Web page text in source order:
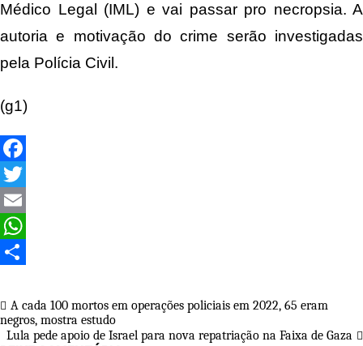
Médico Legal (IML) e vai passar pro necropsia. A
autoria e motivação do crime serão investigadas
pela Polícia Civil.
(g1)
Facebook
Twitter
Email
WhatsApp
Navegação
de
A cada 100 mortos em operações policiais em 2022, 65 eram
negros, mostra estudo
Lula pede apoio de Israel para nova repatriação na Faixa de Gaza